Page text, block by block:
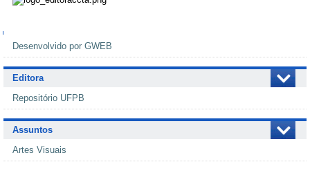
Desenvolvido por GWEB
Editora
Repositório UFPB
Assuntos
Artes Visuais